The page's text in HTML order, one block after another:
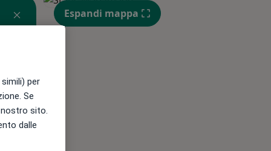
Espandi mappa
per
Se
sito.
dalle